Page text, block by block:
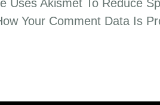
Uses Akismet To Reduce
Your Comment Data Is